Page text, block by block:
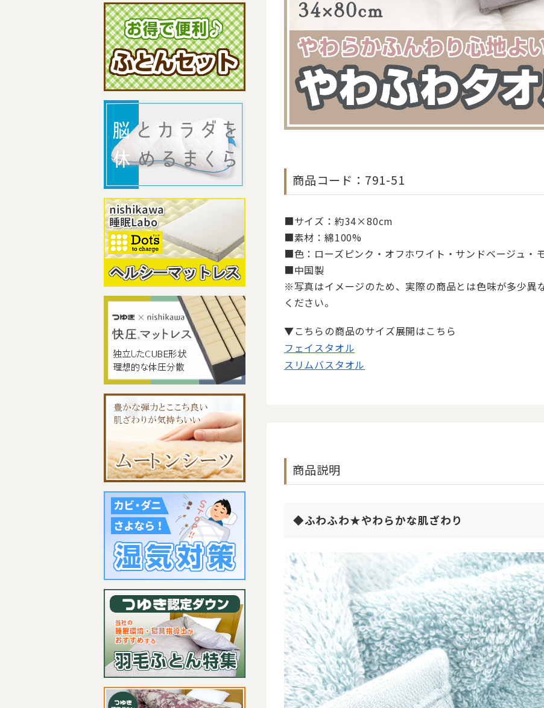
商品コード：791-51
■サイズ：約34×80cm
■素材：綿100%
■色：ローズピンク・オフホワイト・サンドベージュ・
■中国製
※写真はイメージのため、実際の商品とは色味が多少異
ください。
▼こちらの商品のサイズ展開はこちら
フェイスタオル
スリムバスタオル
商品説明
◆ふわふわ★やわらかな肌ざわり